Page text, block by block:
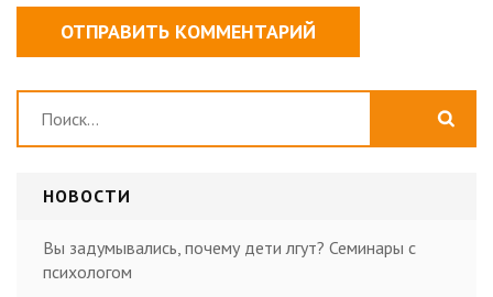
НОВОСТИ
Вы задумывались, почему дети лгут? Семинары с
психологом